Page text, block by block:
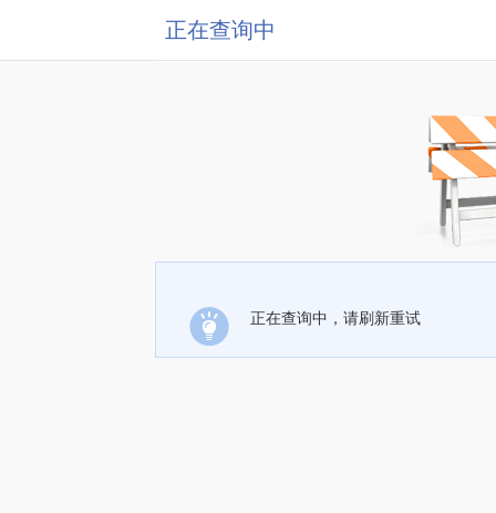
正在查询中
正在查询中，请刷新重试